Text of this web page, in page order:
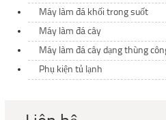
Máy làm đá khối trong suốt
Máy làm đá cây
Máy làm đá cây dạng thùng
Phụ kiện tủ lạnh